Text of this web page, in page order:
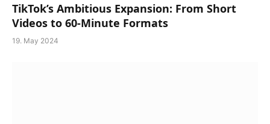
TikTok’s Ambitious Expansion: From Short
Videos to 60-Minute Formats
19. May 2024